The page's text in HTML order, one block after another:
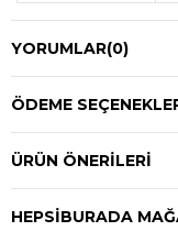
YORUMLAR(0)
ÖDEME
ÜRÜN ÖNERILERI
HEPSIBURADA